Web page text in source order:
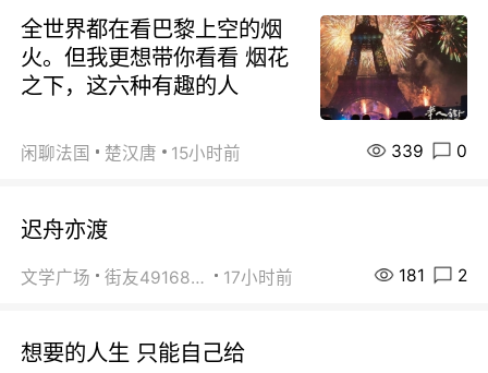
全世界都在看巴黎上空的烟
火。但我更想带你看看 烟花
之下，这六种有趣的人
闲聊法国 楚汉唐 15小时前 339 0
迟舟亦渡
文学广场 街友49168527 17小时前 181 2
想要的人生 只能自己给